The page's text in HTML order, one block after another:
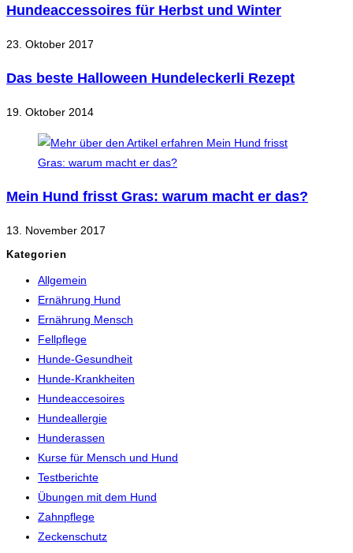
Hundeaccessoires für Herbst und Winter
23. Oktober 2017
Das beste Halloween Hundeleckerli Rezept
19. Oktober 2014
Mein Hund frisst Gras: warum macht er das?
13. November 2017
Kategorien
Allgemein
Ernährung Hund
Ernährung Mensch
Fellpflege
Hunde-Gesundheit
Hunde-Krankheiten
Hundeaccesoires
Hundeallergie
Hunderassen
Kurse für Mensch und Hund
Testberichte
Übungen mit dem Hund
Zahnpflege
Zeckenschutz